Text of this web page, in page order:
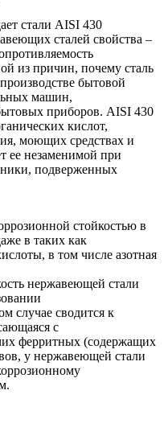
стали AISI 430
сталей свойства –
из причин, почему сталь
бытовой
машин,
приборов. AISI 430
кислот,
моющих средствах и
ее незаменимой при
подверженных
стойкостью в
в таких как
в том числе азотная
нержавеющей стали
случае сводится к
с
ферритных (содержащих
у нержавеющей стали